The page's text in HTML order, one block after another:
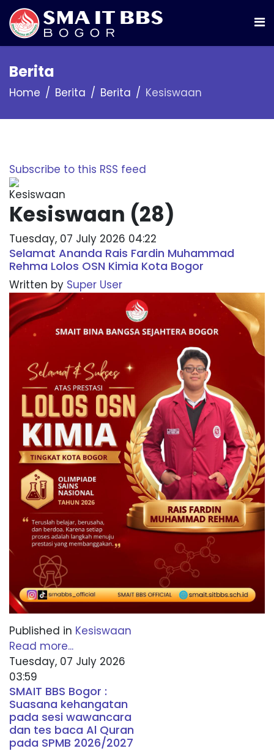
Berita
Home Berita Berita Kesiswaan
Subscribe to this RSS feed
Kesiswaan (28)
Tuesday, 07 July 2026 04:22
Selamat Ananda Rais Fardin Muhammad
Rehma Lolos OSN Kimia Kota Bogor
Written by Super User
Published in Kesiswaan
Read more...
Tuesday, 07 July 2026
03:59
SMAIT BBS Bogor :
Suasana kehangatan
pada sesi wawancara
dan tes baca Al Quran
pada SPMB 2026/2027